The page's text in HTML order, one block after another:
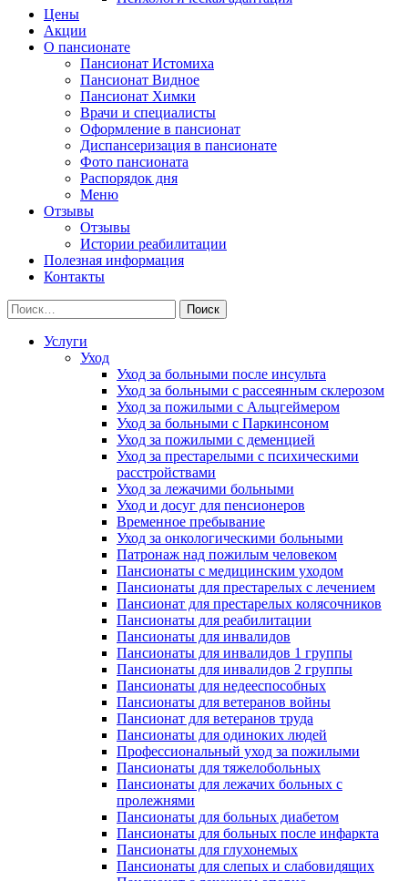
Цены
Акции
О пансионате
Пансионат Истомиха
Пансионат Видное
Пансионат Химки
Врачи и специалисты
Оформление в пансионат
Диспансеризация в пансионате
Фото пансионата
Распорядок дня
Меню
Отзывы
Отзывы
Истории реабилитации
Полезная информация
Контакты
Найти:
Услуги
Уход
Уход за больными после инсульта
Уход за больными с рассеянным склерозом
Уход за пожилыми с Альцгеймером
Уход за больными с Паркинсоном
Уход за пожилыми с деменцией
Уход за престарелыми с психическими
расстройствами
Уход за лежачими больными
Уход и досуг для пенсионеров
Временное пребывание
Уход за онкологическими больными
Патронаж над пожилым человеком
Пансионаты с медицинским уходом
Пансионаты для престарелых с лечением
Пансионат для престарелых колясочников
Пансионаты для реабилитации
Пансионаты для инвалидов
Пансионаты для инвалидов 1 группы
Пансионаты для инвалидов 2 группы
Пансионаты для недееспособных
Пансионаты для ветеранов войны
Пансионат для ветеранов труда
Пансионаты для одиноких людей
Профессиональный уход за пожилыми
Пансионаты для тяжелобольных
Пансионаты для лежачих больных с
пролежнями
Пансионаты для больных диабетом
Пансионаты для больных после инфаркта
Пансионаты для глухонемых
Пансионаты для слепых и слабовидящих